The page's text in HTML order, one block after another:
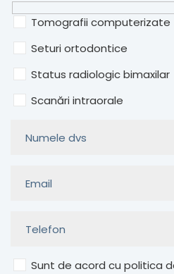
Tomografii computerizate
Seturi ortodontice
Status radiologic bimaxilar
Scanări intraorale
Sunt de acord cu politica